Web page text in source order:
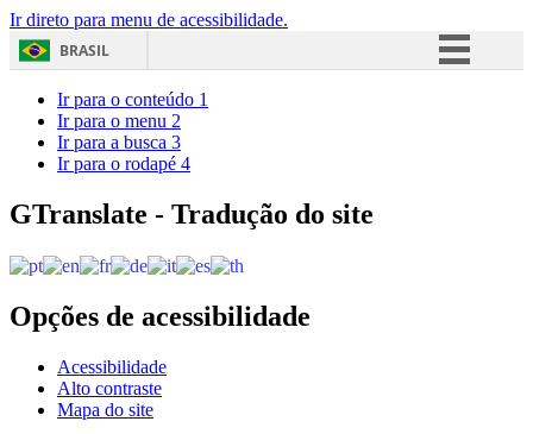
Ir direto para menu de acessibilidade.
BRASIL
Acesso à informação
Ir para o conteúdo 1
Ir para o menu 2
Ir para a busca 3
Ir para o rodapé 4
GTranslate - Tradução do site
Opções de acessibilidade
Acessibilidade
Alto contraste
Mapa do site